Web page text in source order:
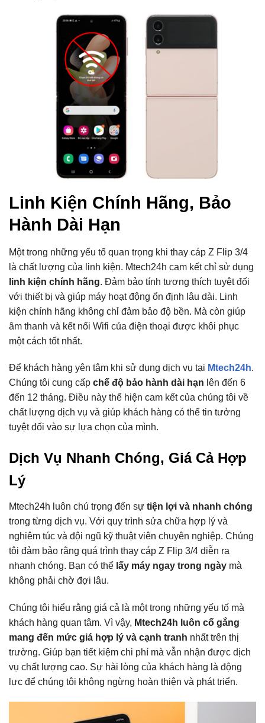
Linh Kiện Chính Hãng, Bảo
Hành Dài Hạn
Một trong những yếu tố quan trọng khi thay cáp Z Flip 3/4
là chất lượng của linh kiện. Mtech24h cam kết chỉ sử dụng
linh kiện chính hãng. Đảm bảo tính tương thích tuyệt đối
với thiết bị và giúp máy hoạt động ổn định lâu dài. Linh
kiện chính hãng không chỉ đảm bảo độ bền. Mà còn giúp
âm thanh và kết nối Wifi của điện thoại được khôi phục
một cách tốt nhất.
Để khách hàng yên tâm khi sử dụng dịch vụ tại Mtech24h.
Chúng tôi cung cấp chế độ bảo hành dài hạn lên đến 6
đến 12 tháng. Điều này thể hiện cam kết của chúng tôi về
chất lượng dịch vụ và giúp khách hàng có thể tin tưởng
tuyệt đối vào sự lựa chọn của mình.
Dịch Vụ Nhanh Chóng, Giá Cả Hợp
Lý
Mtech24h luôn chú trọng đến sự tiện lợi và nhanh chóng
trong từng dịch vụ. Với quy trình sửa chữa hợp lý và
nghiêm túc và đội ngũ kỹ thuật viên chuyên nghiệp. Chúng
tôi đảm bảo rằng quá trình thay cáp Z Flip 3/4 diễn ra
nhanh chóng. Bạn có thể lấy máy ngay trong ngày mà
không phải chờ đợi lâu.
Chúng tôi hiểu rằng giá cả là một trong những yếu tố mà
khách hàng quan tâm. Vì vậy, Mtech24h luôn cố gắng
mang đến mức giá hợp lý và cạnh tranh nhất trên thị
trường. Giúp bạn tiết kiệm chi phí mà vẫn nhận được dịch
vụ chất lượng cao. Sự hài lòng của khách hàng là động
lực để chúng tôi không ngừng hoàn thiện và phát triển.